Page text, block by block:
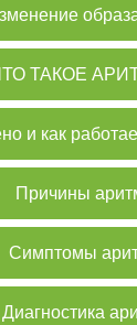
ТАКОЕ
и как
Причины
Симптомы
Диагностика